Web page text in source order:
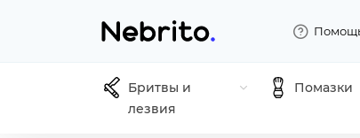
Бритвы и
лезвия
Помазки